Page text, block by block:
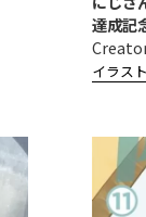
達成記
イラスト